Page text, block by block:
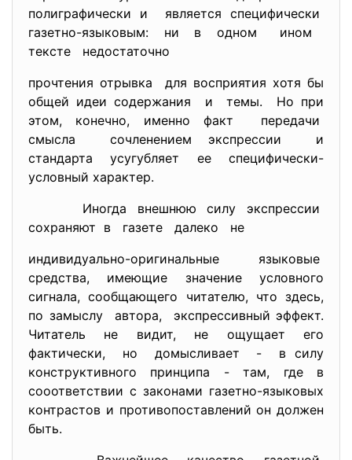
полиграфически и является специфически
газетно-языковым: ни в одном ином
тексте недостаточно
прочтения отрывка для восприятия хотя бы
общей идеи содержания и темы. Но при
этом, конечно, именно факт передачи
смысла сочленением экспрессии и
стандарта усугубляет ее специфически-
условный характер.
Иногда внешнюю силу экспрессии
сохраняют в газете далеко не
индивидуально-оригинальные языковые
средства, имеющие значение условного
сигнала, сообщающего читателю, что здесь,
по замыслу автора, экспрессивный эффект.
Читатель не видит, не ощущает его
фактически, но домысливает - в силу
конструктивного принципа - там, где в
сооответствии с законами газетно-языковых
контрастов и противопоставлений он должен
быть.